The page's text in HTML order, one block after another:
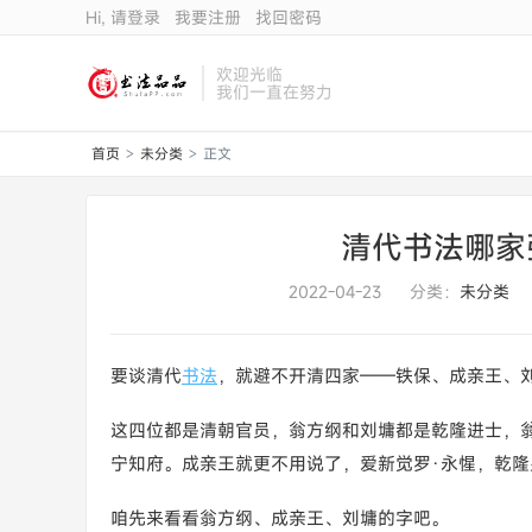
Hi, 请登录 我要注册 找回密码
欢迎光临
我们一直在努力
首页 > 未分类 > 正文
清代书法哪
2022-04-23 分类： 未分类
要谈清代书法 ，就避不开清四家——铁保、成亲王、
这四位都是清朝官员，翁方纲和刘墉都是乾隆进士
宁知府。成亲王就更不用说了，爱新觉罗·永惺，乾
咱先来看看翁方纲、成亲王、刘墉的字吧。